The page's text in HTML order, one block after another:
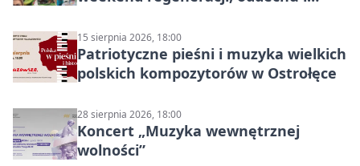
15 sierpnia 2026, 18:00
Patriotyczne pieśni i muzyka wielkich
polskich kompozytorów w Ostrołęce
28 sierpnia 2026, 18:00
Koncert „Muzyka wewnętrznej
wolności”